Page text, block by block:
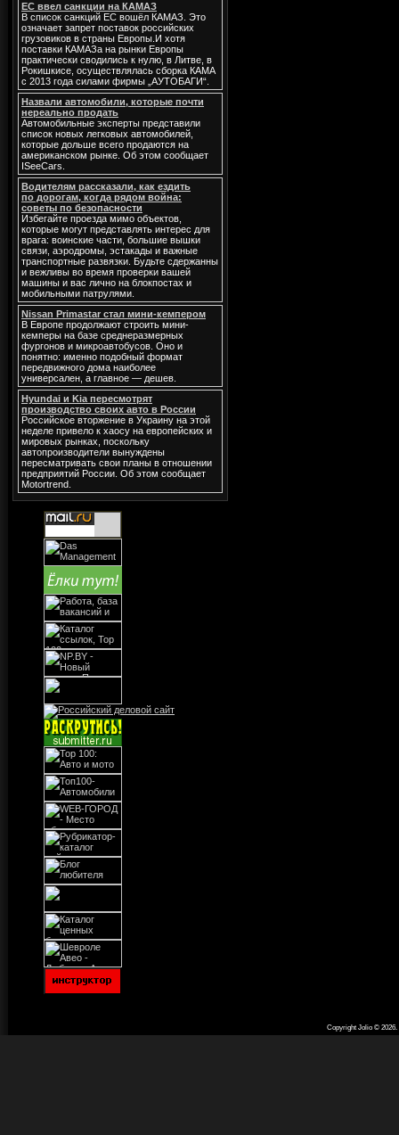
ЕС ввел санкции на КАМАЗ
В список санкций ЕС вошёл КАМАЗ. Это
означает запрет поставок российских
грузовиков в страны Европы.И хотя
поставки КАМАЗа на рынки Европы
практически сводились к нулю, в Литве, в
Рокишкисе, осуществлялась сборка КАМА
с 2013 года силами фирмы „АУТОБАГИ“.
Назвали автомобили, которые почти
нереально продать
Автомобильные эксперты представили
список новых легковых автомобилей,
которые дольше всего продаются на
американском рынке. Об этом сообщает
ISeeCars.
Водителям рассказали, как ездить
по дорогам, когда рядом война:
советы по безопасности
Избегайте проезда мимо объектов,
которые могут представлять интерес для
врага: воинские части, большие вышки
связи, аэродромы, эстакады и важные
транспортные развязки. Будьте сдержанны
и вежливы во время проверки вашей
машины и вас лично на блокпостах и
мобильными патрулями.
Nissan Primastar стал мини-кемпером
В Европе продолжают строить мини-
кемперы на базе среднеразмерных
фургонов и микроавтобусов. Оно и
понятно: именно подобный формат
передвижного дома наиболее
универсален, а главное — дешев.
Hyundai и Kia пересмотрят
производство своих авто в России
Российское вторжение в Украину на этой
неделе привело к хаосу на европейских и
мировых рынках, поскольку
автопроизводители вынуждены
пересматривать свои планы в отношении
предприятий России. Об этом сообщает
Motortrend.
Copyright Jolio © 2026.